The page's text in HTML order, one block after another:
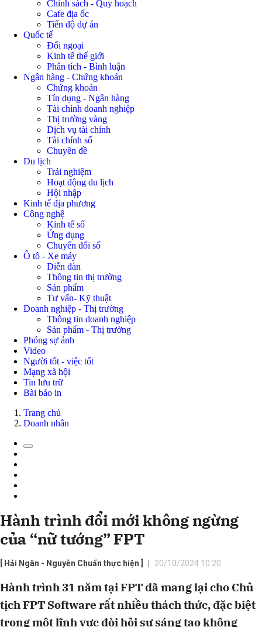
Chính sách - Quy hoạch
Cafe địa ốc
Tiến độ dự án
Quốc tế
Đối ngoại
Kinh tế thế giới
Phân tích - Bình luận
Ngân hàng - Chứng khoán
Chứng khoán
Tín dụng - Ngân hàng
Tài chính doanh nghiệp
Thị trường vàng
Dịch vụ tài chính
Tài chính số
Chuyên đề
Du lịch
Trải nghiệm
Hoạt động du lịch
Hội nhập
Kinh tế địa phương
Công nghệ
Kinh tế số
Ứng dụng
Chuyển đổi số
Ô tô - Xe máy
Diễn đàn
Thông tin thị trường
Sản phẩm
Tư vấn- Kỹ thuật
Doanh nghiệp - Thị trường
Thông tin doanh nghiệp
Sản phẩm - Thị trường
Phóng sự ảnh
Video
Người tốt - việc tốt
Mạng xã hội
Tin lưu trữ
Bài báo in
Trang chủ
Doanh nhân
Hành trình đổi mới không ngừng
của “nữ tướng” FPT
[ Hải Ngân - Nguyễn Chuẩn thực hiện ] 20/10/2024 10:20
Hành trình 31 năm tại FPT đã mang lại cho Chủ
tịch FPT Software rất nhiều thách thức, đặc biệt
trong một lĩnh vực đòi hỏi sự sáng tạo không